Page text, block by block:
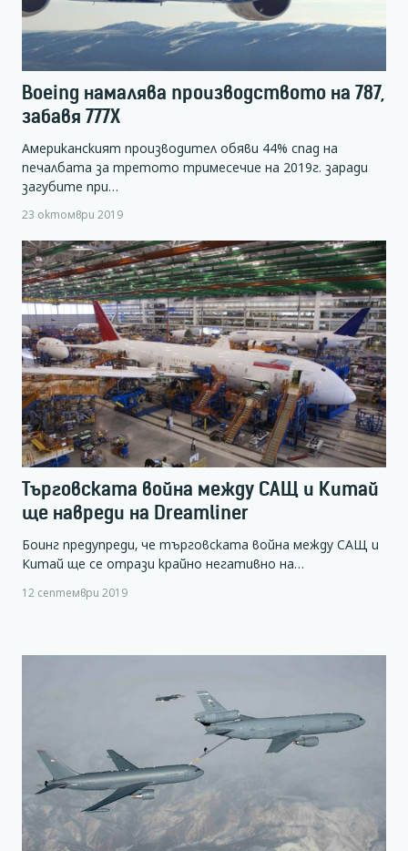
Boeing намалява производството на 787,
забавя 777X
Американският производител обяви 44% спад на
печалбата за третото тримесечие на 2019г. заради
загубите при…
23 октомври 2019
Търговската война между САЩ и Китай
ще навреди на Dreamliner
Боинг предупреди, че търговската война между САЩ и
Китай ще се отрази крайно негативно на…
12 септември 2019